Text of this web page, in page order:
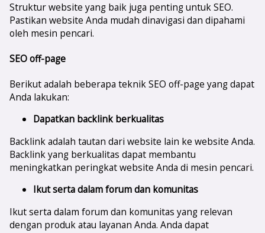
Struktur website yang baik juga penting untuk SEO.
Pastikan website Anda mudah dinavigasi dan dipahami
oleh mesin pencari.
SEO off-page
Berikut adalah beberapa teknik SEO off-page yang dapat
Anda lakukan:
Dapatkan backlink berkualitas
Backlink adalah tautan dari website lain ke website Anda.
Backlink yang berkualitas dapat membantu
meningkatkan peringkat website Anda di mesin pencari.
Ikut serta dalam forum dan komunitas
Ikut serta dalam forum dan komunitas yang relevan
dengan produk atau layanan Anda. Anda dapat